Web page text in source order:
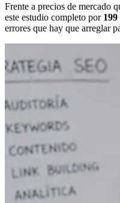
Frente a precios de mercado
este estudio completo por 199
errores que hay que arreglar